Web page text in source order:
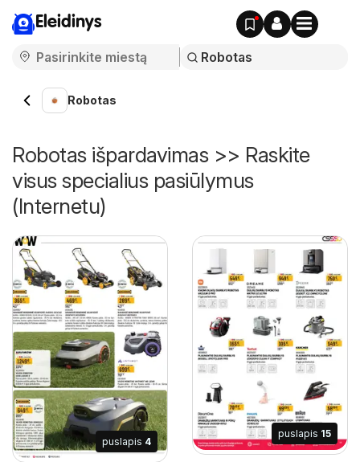
Eleidinys
Robotas
Robotas išpardavimas >> Raskite
visus specialius pasiūlymus
(Internetu)
puslapis 4
puslapis 15